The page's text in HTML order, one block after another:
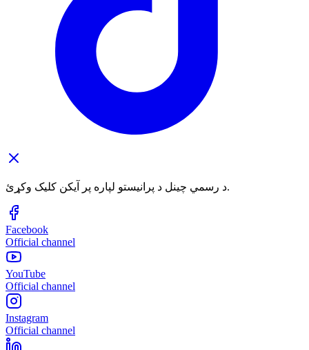
د رسمي چینل د پرانیستو لپاره پر آیکن کلیک وکړئ.
Facebook
Official channel
YouTube
Official channel
Instagram
Official channel